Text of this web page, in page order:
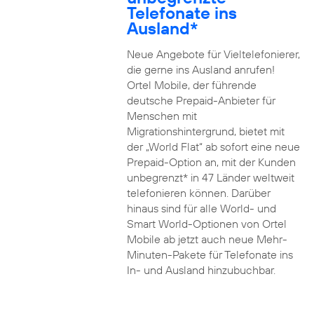
Telefonate ins
Ausland*
Neue Angebote für Vieltelefonierer,
die gerne ins Ausland anrufen!
Ortel Mobile, der führende
deutsche Prepaid-Anbieter für
Menschen mit
Migrationshintergrund, bietet mit
der „World Flat“ ab sofort eine neue
Prepaid-Option an, mit der Kunden
unbegrenzt* in 47 Länder weltweit
telefonieren können. Darüber
hinaus sind für alle World- und
Smart World-Optionen von Ortel
Mobile ab jetzt auch neue Mehr-
Minuten-Pakete für Telefonate ins
In- und Ausland hinzubuchbar.